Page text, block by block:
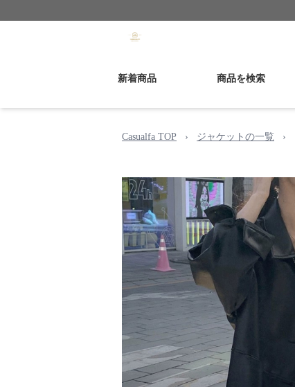
新着商品 商品を検索
Casualfa TOP › ジャケットの一覧 ›